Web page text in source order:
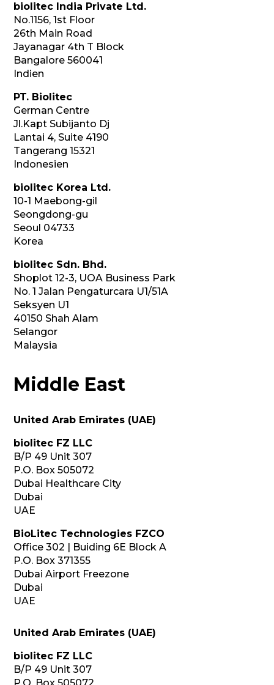
biolitec India Private Ltd.
No.1156, 1st Floor
26th Main Road
Jayanagar 4th T Block
Bangalore 560041
Indien
PT. Biolitec
German Centre
Jl.Kapt Subijanto Dj
Lantai 4, Suite 4190
Tangerang 15321
Indonesien
biolitec Korea Ltd.
10-1 Maebong-gil
Seongdong-gu
Seoul 04733
Korea
biolitec Sdn. Bhd.
Shoplot 12-3, UOA Business Park
No. 1 Jalan Pengaturcara U1/51A
Seksyen U1
40150 Shah Alam
Selangor
Malaysia
Middle East
United Arab Emirates (UAE)
biolitec FZ LLC
B/P 49 Unit 307
P.O. Box 505072
Dubai Healthcare City
Dubai
UAE
BioLitec Technologies FZCO
Office 302 | Buiding 6E Block A
P.O. Box 371355
Dubai Airport Freezone
Dubai
UAE
United Arab Emirates (UAE)
biolitec FZ LLC
B/P 49 Unit 307